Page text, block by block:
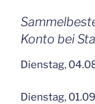
Konto bei
Dienstag,
Dienstag,